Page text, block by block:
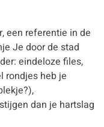
een referentie in de
Je door de stad
eindeloze files,
rondjes heb je
dan je hartslag